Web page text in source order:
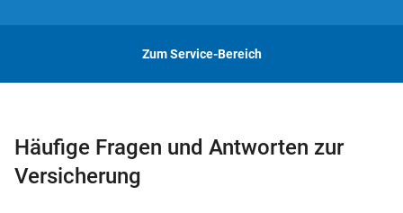
Zum Service-Bereich
Häufige Fragen und Antworten zur
Versicherung